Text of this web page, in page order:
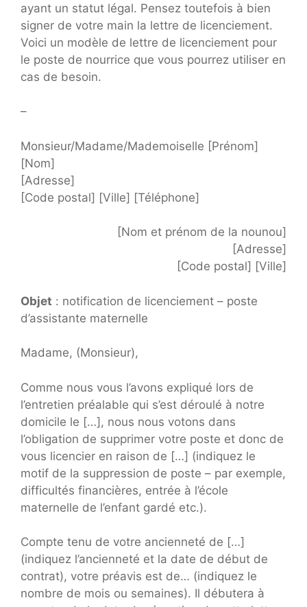
ayant un statut légal. Pensez toutefois à bien
signer de votre main la lettre de licenciement.
Voici un modèle de lettre de licenciement pour
le poste de nourrice que vous pourrez utiliser en
cas de besoin.
–
Monsieur/Madame/Mademoiselle [Prénom]
[Nom]
[Adresse]
[Code postal] [Ville] [Téléphone]
[Nom et prénom de la nounou]
[Adresse]
[Code postal] [Ville]
Objet : notification de licenciement – poste
d’assistante maternelle
Madame, (Monsieur),
Comme nous vous l’avons expliqué lors de
l’entretien préalable qui s’est déroulé à notre
domicile le […], nous nous votons dans
l’obligation de supprimer votre poste et donc de
vous licencier en raison de […] (indiquez le
motif de la suppression de poste – par exemple,
difficultés financières, entrée à l’école
maternelle de l’enfant gardé etc.).
Compte tenu de votre ancienneté de […]
(indiquez l’ancienneté et la date de début de
contrat), votre préavis est de… (indiquez le
nombre de mois ou semaines). Il débutera à